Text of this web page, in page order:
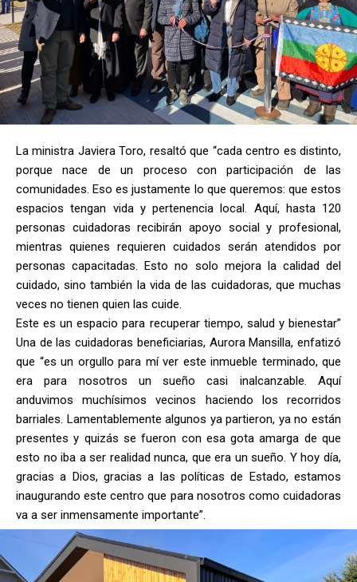
La ministra Javiera Toro, resaltó que “cada centro es distinto,
porque nace de un proceso con participación de las
comunidades. Eso es justamente lo que queremos: que estos
espacios tengan vida y pertenencia local. Aquí, hasta 120
personas cuidadoras recibirán apoyo social y profesional,
mientras quienes requieren cuidados serán atendidos por
personas capacitadas. Esto no solo mejora la calidad del
cuidado, sino también la vida de las cuidadoras, que muchas
veces no tienen quien las cuide.
Este es un espacio para recuperar tiempo, salud y bienestar”
Una de las cuidadoras beneficiarias, Aurora Mansilla, enfatizó
que “es un orgullo para mí ver este inmueble terminado, que
era para nosotros un sueño casi inalcanzable. Aquí
anduvimos muchísimos vecinos haciendo los recorridos
barriales. Lamentablemente algunos ya partieron, ya no están
presentes y quizás se fueron con esa gota amarga de que
esto no iba a ser realidad nunca, que era un sueño. Y hoy día,
gracias a Dios, gracias a las políticas de Estado, estamos
inaugurando este centro que para nosotros como cuidadoras
va a ser inmensamente importante”.